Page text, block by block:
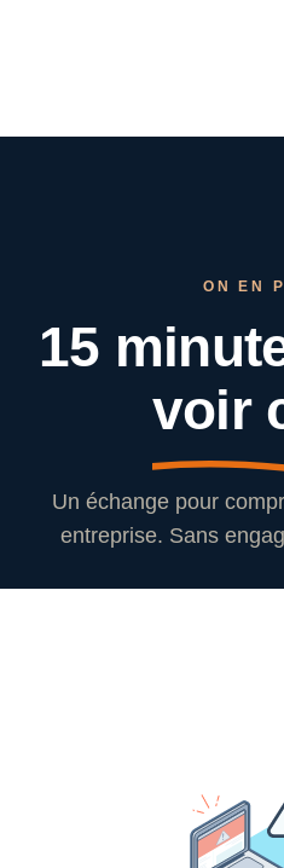
ON EN
15
voir
Un échange pour
entreprise. Sans